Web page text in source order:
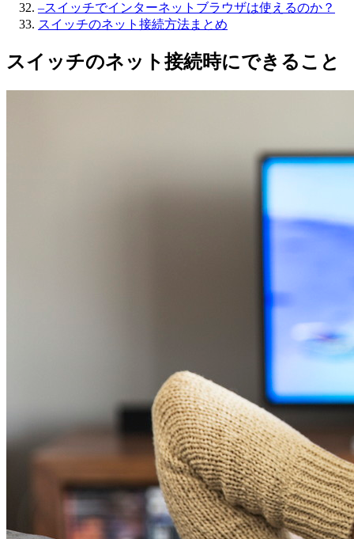
–スイッチでインターネットブラウザは使えるのか？
スイッチのネット接続方法まとめ
スイッチのネット接続時にできること